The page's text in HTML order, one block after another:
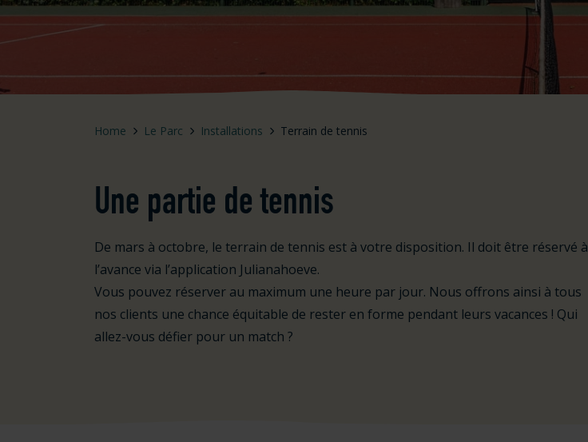
Home Le Parc Installations Terrain de tennis
Une partie de tennis
De mars à octobre, le terrain de tennis est à votre disposition. Il doit être réservé à
l’avance via l’application Julianahoeve.
Vous pouvez réserver au maximum une heure par jour. Nous offrons ainsi à tous
nos clients une chance équitable de rester en forme pendant leurs vacances ! Qui
allez-vous défier pour un match ?